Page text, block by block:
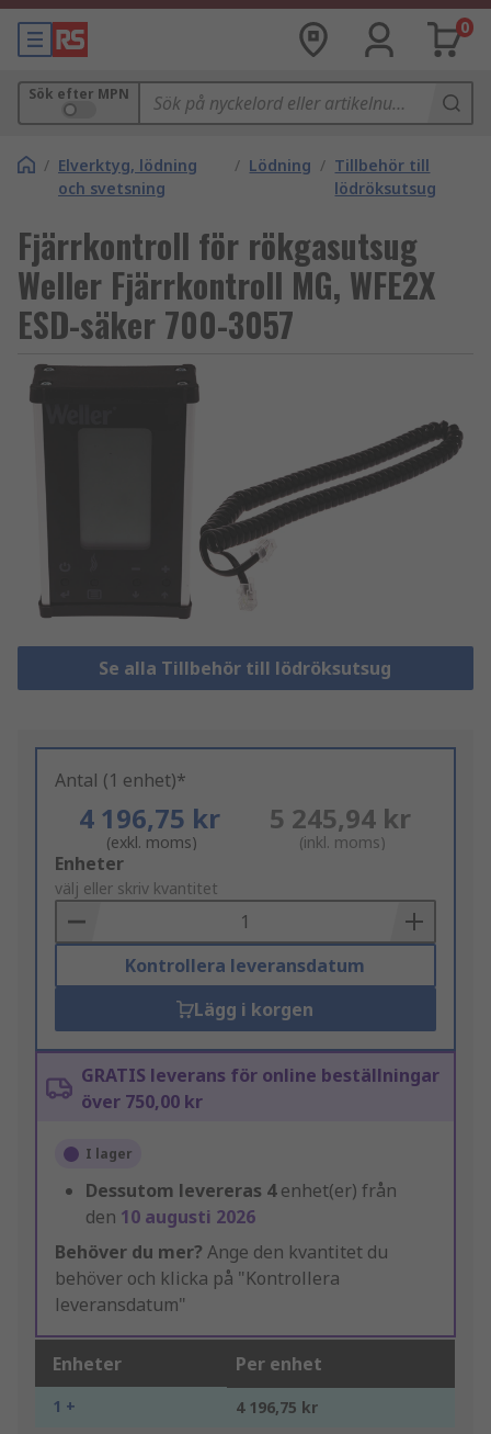
0
Sök efter MPN
/ Elverktyg, lödning
och svetsning
/ Lödning / Tillbehör till
lödröksutsug
Fjärrkontroll för rökgasutsug
Weller Fjärrkontroll MG, WFE2X
ESD-säker 700-3057
Se alla Tillbehör till lödröksutsug
Antal (1 enhet)*
4 196,75 kr
(exkl. moms)
5 245,94 kr
(inkl. moms)
Add
to
Basket
Enheter
välj eller skriv kvantitet
Kontrollera leveransdatum
Lägg i korgen
GRATIS leverans för online beställningar
över 750,00 kr
I lager
Dessutom levereras 4enhet(er) från
den 10 augusti 2026
Behöver du mer? Ange den kvantitet du
behöver och klicka på "Kontrollera
leveransdatum"
Enheter Per enhet
1 + 4 196,75 kr